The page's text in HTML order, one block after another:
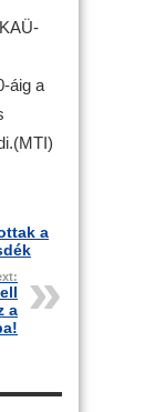
áig a
a
a